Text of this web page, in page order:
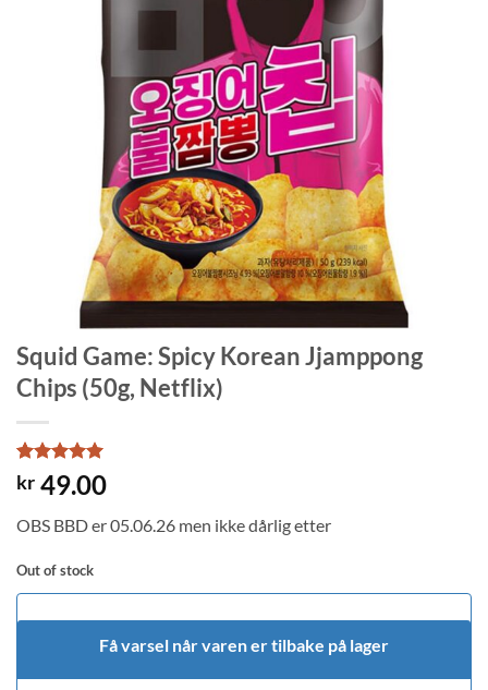
Squid Game: Spicy Korean Jjamppong
Chips (50g, Netflix)
Rated5
out of 5
1
customer
kr 49.00
OBS BBD er 05.06.26 men ikke dårlig etter
Out of stock
Få varsel når varen er tilbake på lager